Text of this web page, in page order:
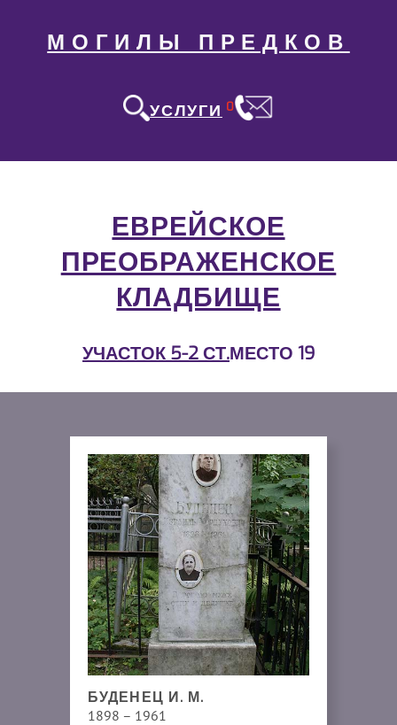
МОГИЛЫ ПРЕДКОВ
УСЛУГИ 0
ЕВРЕЙСКОЕ
ПРЕОБРАЖЕНСКОЕ
КЛАДБИЩЕ
УЧАСТОК 5-2 СТ.МЕСТО 19
БУДЕНЕЦ И. М.
1898 – 1961